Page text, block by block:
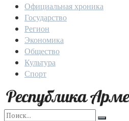
Официальная хроника
Государство
Регион
Экономика
Общество
Культура
Спорт